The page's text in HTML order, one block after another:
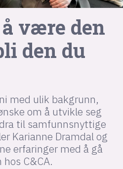
være den
den du
med ulik bakgrunn,
om å utvikle seg
til samfunnsnyttige
Karianne Dramdal og
erfaringer med å gå
C&CA.
IoT
design
ukas koder
inn/ut
hobby